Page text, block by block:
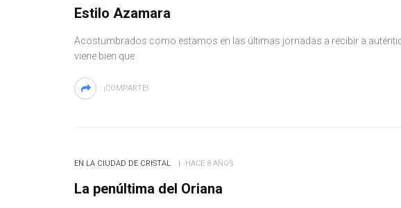
Estilo Azamara
Acostumbrados como estamos en las últimas jornadas a recibir a
viene bien que
¡COMPARTE!
EN LA CIUDAD DE CRISTAL HACE 8 AÑOS
La penúltima del Oriana